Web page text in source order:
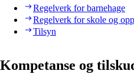
Regelverk for barnehage
Regelverk for skole og
Tilsyn
Kompetanse og